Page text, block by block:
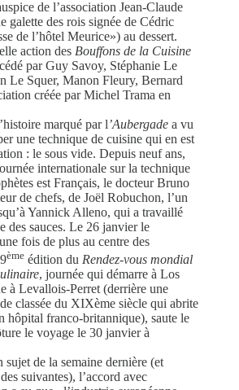
de l’association Jean-Claude
galette des rois signée de Cédric
de l’hôtel Meurice») au dessert.
action des Bouffons de la Cuisine
par Guy Savoy, Stéphanie Le
Le Squer, Manon Fleury, Bernard
créée par Michel Trama en
marqué par l’Aubergade a vu
une technique de cuisine qui en est
: le sous vide. Depuis neuf ans,
internationale sur la technique
est Français, le docteur Bruno
de chefs, de Joël Robuchon, l’un
Yannick Alleno, qui a travaillé
des sauces. Le 26 janvier le
fois de plus au centre des
ème édition du Rendez-vous mondial
, journée qui démarre à Los
à Levallois-Perret (derrière une
classée du XIXème siècle qui abrite
hôpital franco-britannique), saute le
le voyage le 30 janvier à
de la semaine dernière (et
suivantes), l’accord avec